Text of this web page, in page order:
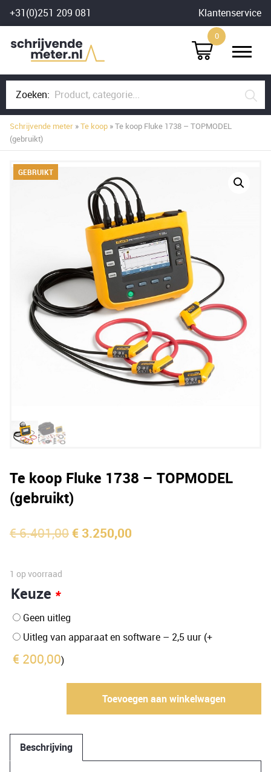
Skip
to
content
+31(0)251 209 081 Klantenservice
0
Zoeken:
Schrijvende meter »Te koop » Te koop Fluke 1738 – TOPMODEL
(gebruikt)
GEBRUIKT
Te koop Fluke 1738 – TOPMODEL
(gebruikt)
€6.401,00Oorspronkelijke
€ 3.250,00
1 op voorraad
Keuze *
Geen uitleg
Uitleg van apparaat en software – 2,5 uur (+
€ 200,00)
1738
Toevoegen aan winkelwagen
Beschrijving